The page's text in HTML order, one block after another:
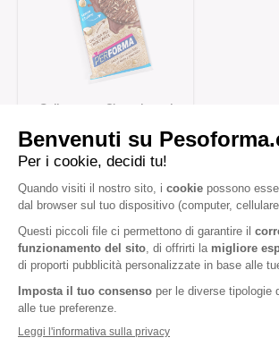
Gallette con Cioccolato al
Iscriviti alla
Letta l'informativa privacy, acconsento all'iscrizione